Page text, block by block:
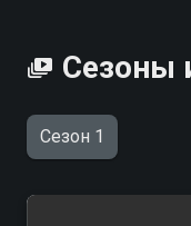
Сезоны
Сезон 1